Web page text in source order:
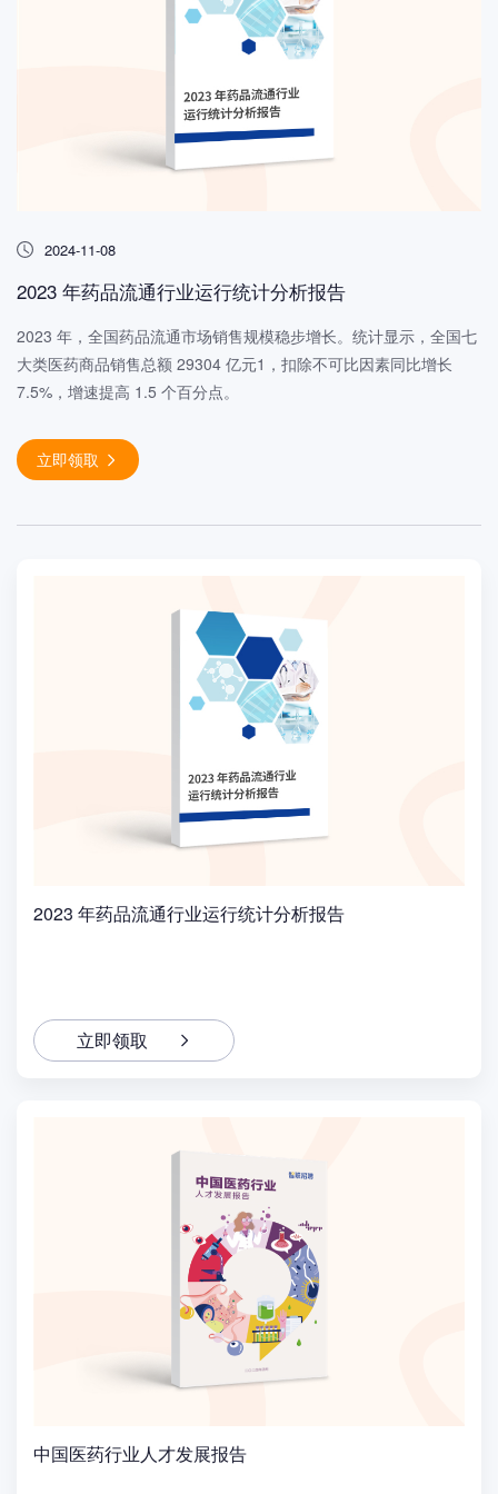
2024-11-08
2023 年药品流通行业运行统计分析报告
2023 年，全国药品流通市场销售规模稳步增长。统计显示，全国七
大类医药商品销售总额 29304 亿元1，扣除不可比因素同比增长
7.5%，增速提高 1.5 个百分点。
立即领取
2023 年药品流通行业运行统计分析报告
立即领取
中国医药行业人才发展报告